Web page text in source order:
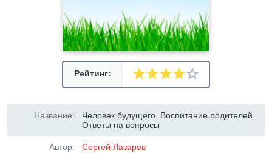
Рейтинг:
Название:
Человек будущего. Воспитание родителей.
Ответы на вопросы
Автор: Сергей Лазарев